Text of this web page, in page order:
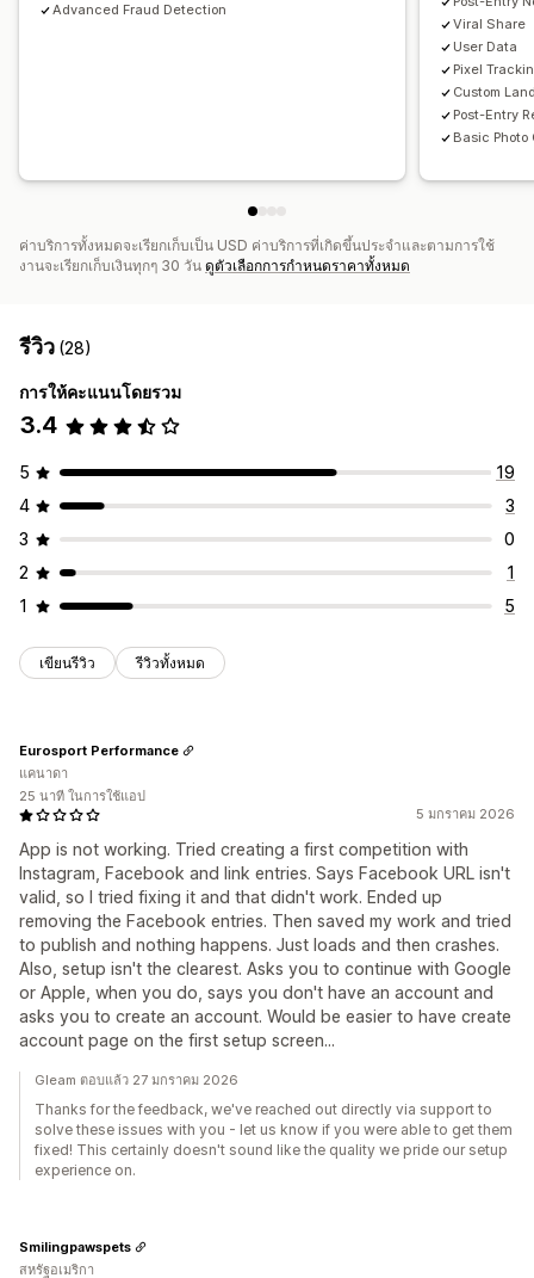
Advanced Fraud Detection
Viral Share
User Data
Pixel
Custom
Post-Entry
Basic Photo
ค่าบริการทั้งหมดจะเรียกเก็บเป็น USD ค่าบริการที่เกิดขึ้นประจำและตามการใช้
งานจะเรียกเก็บเงินทุกๆ 30 วัน ดูตัวเลือกการกำหนดราคาทั้งหมด
รีวิว (28)
การให้คะแนนโดยรวม
3.4
5
19
4
3
3
0
2
1
1
5
เขียนรีวิว รีวิวทั้งหมด
5 มกราคม 2026
App is not working. Tried creating a first competition with
Instagram, Facebook and link entries. Says Facebook URL isn't
valid, so I tried fixing it and that didn't work. Ended up
removing the Facebook entries. Then saved my work and tried
to publish and nothing happens. Just loads and then crashes.
Also, setup isn't the clearest. Asks you to continue with Google
or Apple, when you do, says you don't have an account and
asks you to create an account. Would be easier to have create
account page on the first setup screen...
Eurosport Performance
แคนาดา
25 นาที ในการใช้แอป
Gleam ตอบแล้ว 27 มกราคม 2026
Thanks for the feedback, we've reached out directly via support to
solve these issues with you - let us know if you were able to get them
fixed! This certainly doesn't sound like the quality we pride our setup
experience on.
Smilingpawspets
สหรัฐอเมริกา